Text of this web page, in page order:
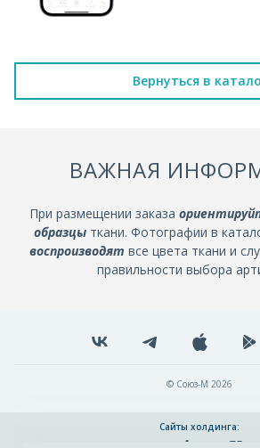
Вернуться в
ВАЖНАЯ
При размещении заказа
образцыткани. Фотографии в
воспроизводят все цвета ткани и
правильности выбора
© Союз-М 2026
Сайты холдинга: